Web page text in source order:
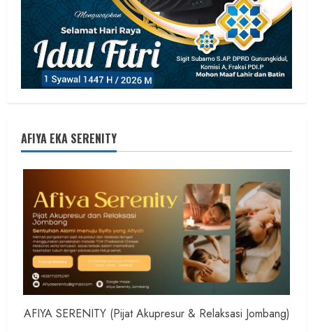
AFIYA EKA SERENITY
AFIYA SERENITY (Pijat Akupresur & Relaksasi Jombang)